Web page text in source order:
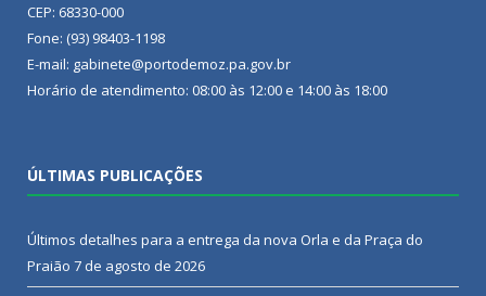
CEP: 68330-000
Fone: (93) 98403-1198
E-mail: gabinete@portodemoz.pa.gov.br
Horário de atendimento: 08:00 às 12:00 e 14:00 às 18:00
ÚLTIMAS PUBLICAÇÕES
Últimos detalhes para a entrega da nova Orla e da Praça do
Praião 7 de agosto de 2026